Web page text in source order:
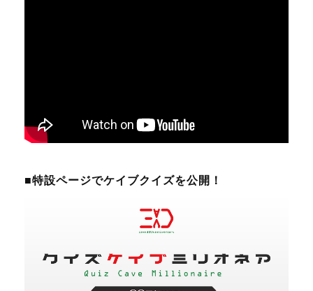
■特設ページでケイブクイズを公開！